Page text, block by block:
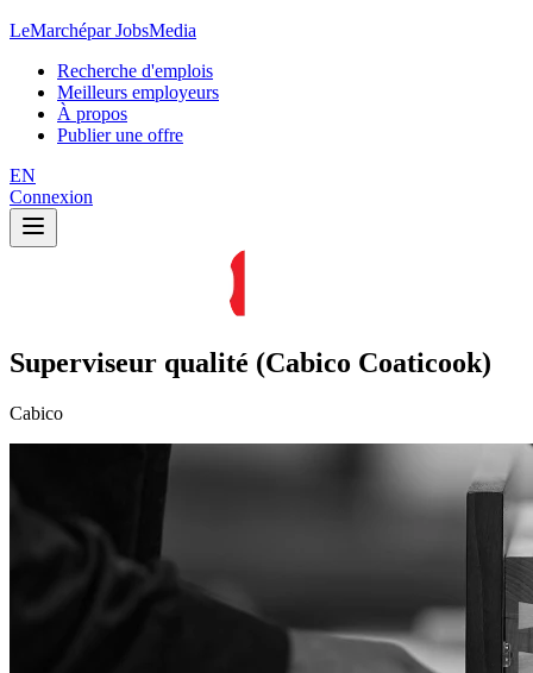
LeMarchépar JobsMedia
Recherche d'emplois
Meilleurs employeurs
À propos
Publier une offre
EN
Connexion
Superviseur qualité (Cabico Coaticook)
Cabico